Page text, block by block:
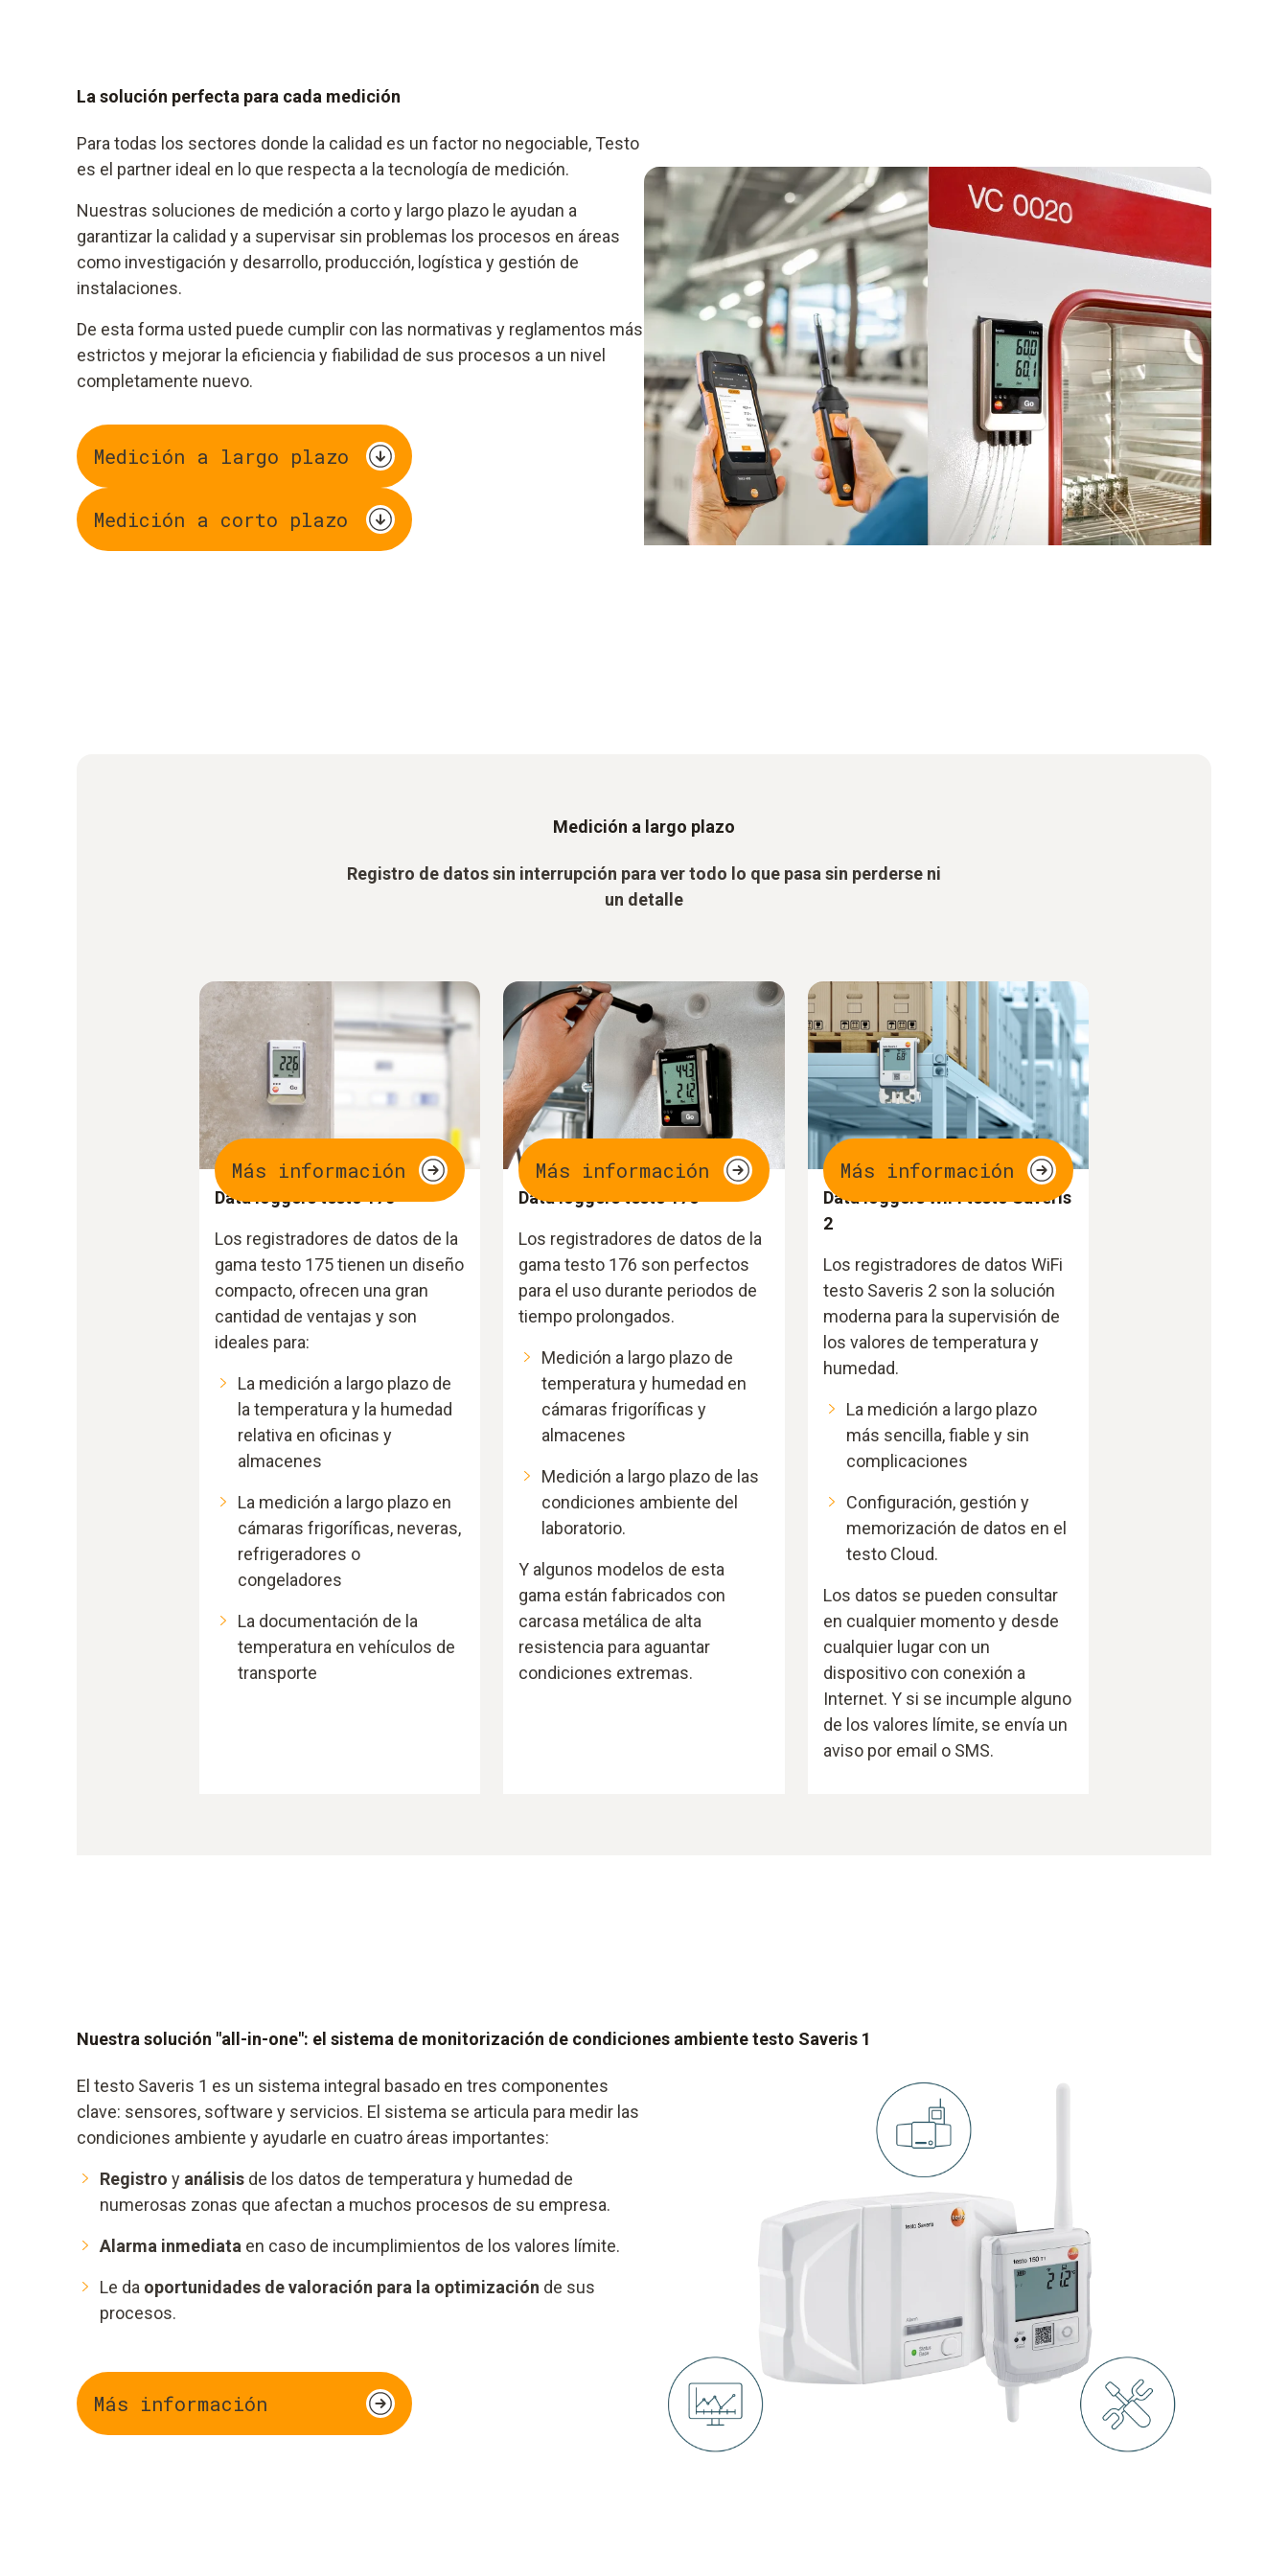
La solución perfecta para cada medición
Para todas los sectores donde la calidad es un factor no negociable, Testo
es el partner ideal en lo que respecta a la tecnología de medición.
Nuestras soluciones de medición a corto y largo plazo le ayudan a
garantizar la calidad y a supervisar sin problemas los procesos en áreas
como investigación y desarrollo, producción, logística y gestión de
instalaciones.
De esta forma usted puede cumplir con las normativas y reglamentos más
estrictos y mejorar la eficiencia y fiabilidad de sus procesos a un nivel
completamente nuevo.
Medición a largo plazo
Medición a corto plazo
Medición a largo plazo
Registro de datos sin interrupción para ver todo lo que pasa sin perderse ni
un detalle
Más información
Data loggers testo 175
Los registradores de datos de la
gama testo 175 tienen un diseño
compacto, ofrecen una gran
cantidad de ventajas y son
ideales para:
La medición a largo plazo de
la temperatura y la humedad
relativa en oficinas y
almacenes
La medición a largo plazo en
cámaras frigoríficas, neveras,
refrigeradores o
congeladores
La documentación de la
temperatura en vehículos de
transporte
Más información
Data loggers testo 176
Los registradores de datos de la
gama testo 176 son perfectos
para el uso durante periodos de
tiempo prolongados.
Medición a largo plazo de
temperatura y humedad en
cámaras frigoríficas y
almacenes
Medición a largo plazo de las
condiciones ambiente del
laboratorio.
Y algunos modelos de esta
gama están fabricados con
carcasa metálica de alta
resistencia para aguantar
condiciones extremas.
Más información
Data loggers WiFi testo Saveris
2
Los registradores de datos WiFi
testo Saveris 2 son la solución
moderna para la supervisión de
los valores de temperatura y
humedad.
La medición a largo plazo
más sencilla, fiable y sin
complicaciones
Configuración, gestión y
memorización de datos en el
testo Cloud.
Los datos se pueden consultar
en cualquier momento y desde
cualquier lugar con un
dispositivo con conexión a
Internet. Y si se incumple alguno
de los valores límite, se envía un
aviso por email o SMS.
Nuestra solución "all-in-one": el sistema de monitorización de condiciones ambiente testo Saveris 1
El testo Saveris 1 es un sistema integral basado en tres componentes
clave: sensores, software y servicios. El sistema se articula para medir las
condiciones ambiente y ayudarle en cuatro áreas importantes:
Registro y análisis de los datos de temperatura y humedad de
numerosas zonas que afectan a muchos procesos de su empresa.
Alarma inmediata en caso de incumplimientos de los valores límite.
Le da oportunidades de valoración para la optimización de sus
procesos.
Más información